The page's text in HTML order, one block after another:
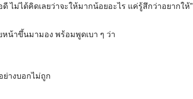
ไม่ได้คิดเลยว่าจะให้มากน้อยอะไร แค่รู้สึกว่าอยากให้”
หน้าขึ้นมามอง พร้อมพูดเบา ๆ ว่า
ย่างบอกไม่ถูก